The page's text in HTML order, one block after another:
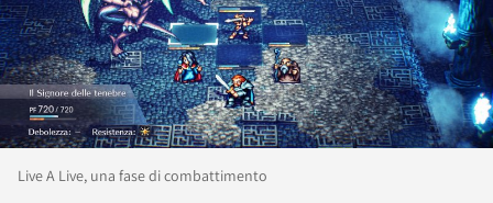
Live A Live, una fase di combattimento